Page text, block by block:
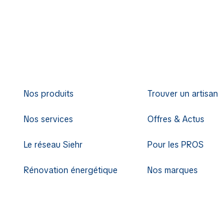
Nos produits
Nos services
Le réseau Siehr
Rénovation énergétique
Trouver un artisan
Offres & Actus
Pour les PROS
Nos marques